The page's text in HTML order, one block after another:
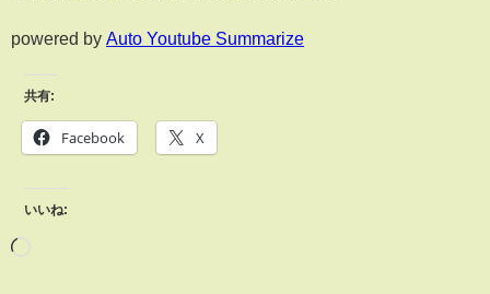
powered by Auto Youtube Summarize
共有:
Facebook X
いいね: